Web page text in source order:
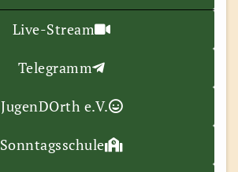
Live-Stream
Telegramm
JugenDOrth e.V.
Sonntagsschule